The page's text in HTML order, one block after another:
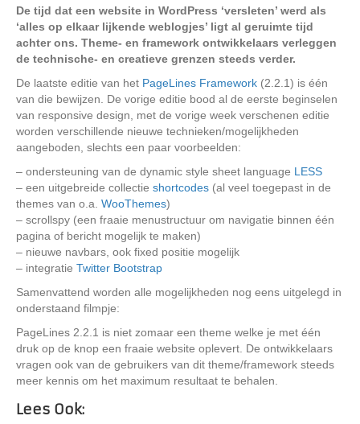
De tijd dat een website in WordPress ‘versleten’ werd als
‘alles op elkaar lijkende weblogjes’ ligt al geruimte tijd
achter ons. Theme- en framework ontwikkelaars verleggen
de technische- en creatieve grenzen steeds verder.
De laatste editie van het PageLines Framework (2.2.1) is één
van die bewijzen. De vorige editie bood al de eerste beginselen
van responsive design, met de vorige week verschenen editie
worden verschillende nieuwe technieken/mogelijkheden
aangeboden, slechts een paar voorbeelden:
– ondersteuning van de dynamic style sheet language LESS
– een uitgebreide collectie shortcodes (al veel toegepast in de
themes van o.a. WooThemes)
– scrollspy (een fraaie menustructuur om navigatie binnen één
pagina of bericht mogelijk te maken)
– nieuwe navbars, ook fixed positie mogelijk
– integratie Twitter Bootstrap
Samenvattend worden alle mogelijkheden nog eens uitgelegd in
onderstaand filmpje:
PageLines 2.2.1 is niet zomaar een theme welke je met één
druk op de knop een fraaie website oplevert. De ontwikkelaars
vragen ook van de gebruikers van dit theme/framework steeds
meer kennis om het maximum resultaat te behalen.
Lees Ook: